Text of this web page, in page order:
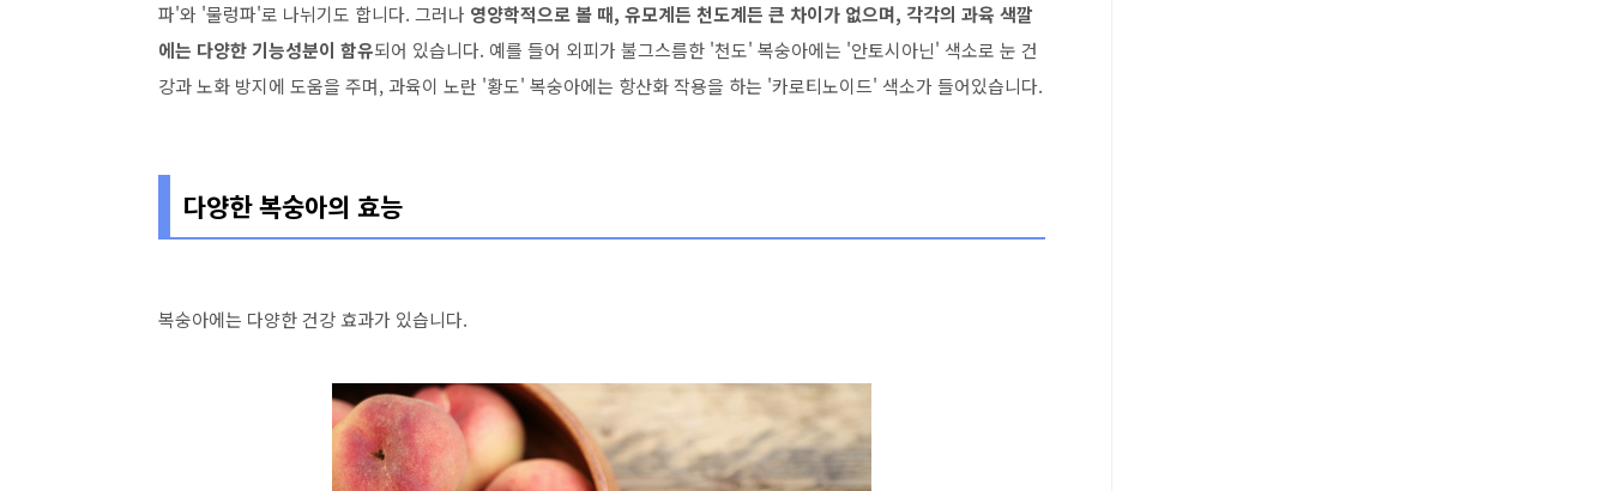
파'와 '물렁파'로 나뉘기도 합니다. 그러나 영양학적으로 볼 때, 유모계든 천도계든 큰 차이가 없으며, 각각의 과육 색깔
에는 다양한 기능성분이 함유되어 있습니다. 예를 들어 외피가 불그스름한 '천도' 복숭아에는 '안토시아닌' 색소로 눈 건
강과 노화 방지에 도움을 주며, 과육이 노란 '황도' 복숭아에는 항산화 작용을 하는 '카로티노이드' 색소가 들어있습니다.
다양한 복숭아의 효능
복숭아에는 다양한 건강 효과가 있습니다.